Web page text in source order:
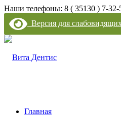
Наши телефоны: 8 ( 35130 ) 7-32-
Версия для
Главная